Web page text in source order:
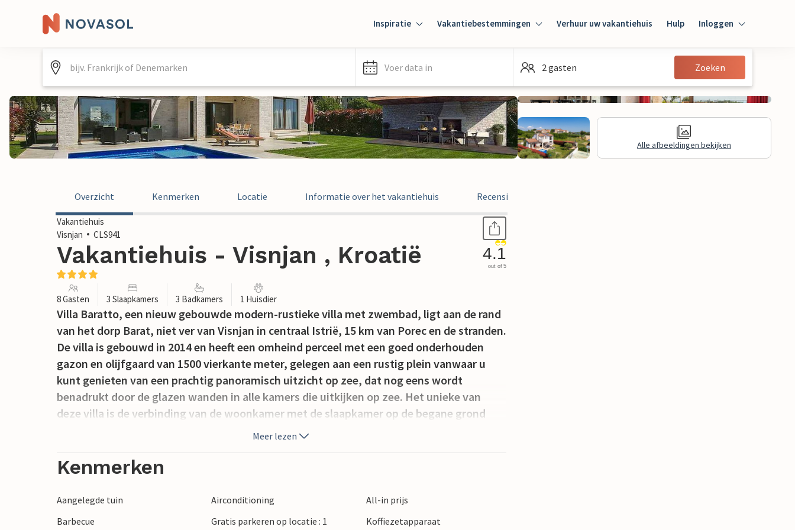
Inspiratie Vakantiebestemmingen Verhuur uw vakantiehuis Hulp Inloggen
Inloggen
Gast
Voer data in 2 gasten Zoeken
Alle afbeeldingen bekijken
Overzicht Kenmerken Locatie Informatie over het vakantiehuis Recensies
Vakantiehuis
Visnjan
CLS941
Vakantiehuis - Visnjan , Kroatië 4.1
out of 5
8 Gasten 3 Slaapkamers 3 Badkamers 1 Huisdier
Villa Baratto, een nieuw gebouwde modern-rustieke villa met zwembad, ligt aan de rand
van het dorp Barat, niet ver van Visnjan in centraal Istrië, 15 km van Porec en de stranden.
De villa is gebouwd in 2014 en heeft een omheind perceel met een goed onderhouden
gazon en olijfgaard van 1500 vierkante meter, gelegen aan een rustig plein vanwaar u
kunt genieten van een prachtig panoramisch uitzicht op zee, dat nog eens wordt
benadrukt door de glazen wanden in alle kamers die uitkijken op zee. Het unieke van
deze villa is de verbinding van de woonkamer met de slaapkamer op de begane grond
met een groot terras via verschillende glazen wanden, waardoor de twee eenheden
open haard in de woonkamer en een aantrekkelijke combinatie van solide rustieke (deels
voelen. De villa biedt gasten de volgende buitenfaciliteiten: privéparkeerplaats voor
Meer lezen
Kenmerken
Aangelegde tuin Airconditioning
All-in prijs
Barbecue
Gratis parkeren op locatie : 1
Koffiezetapparaat